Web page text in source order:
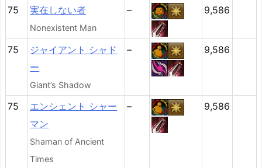
75 実在しない者
Nonexistent Man
– 9,586
75
ジャイアント シャド
ー
Giant’s Shadow
– 9,586
75
エンシェント シャー
マン
Shaman of Ancient
Times
– 9,586